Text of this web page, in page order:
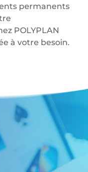
permanents
POLYPLAN
à votre besoin.